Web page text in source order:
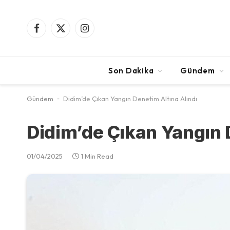
Facebook
X
Instagram
Son Dakika Gündem
Gündem - Didim’de Çıkan Yangın Denetim Altına Alındı
Didim’de Çıkan
01/04/2025 1 Min Read